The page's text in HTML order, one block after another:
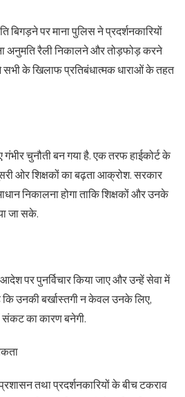
पर माना पुलिस ने प्रदर्शनकारियों
अनुमति रैली निकालने और तोड़फोड़ करने
सभी के खिलाफ प्रतिबंधात्मक धाराओं के तहत
चुनौती बन गया है. एक तरफ हाईकोर्ट के
ओर शिक्षकों का बढ़ता आक्रोश. सरकार
निकालना होगा ताकि शिक्षकों और उनके
जा सके.
पर पुनर्विचार किया जाए और उन्हें सेवा में
कि उनकी बर्खास्तगी न केवल उनके लिए,
संकट का कारण बनेगी.
तथा प्रदर्शनकारियों के बीच टकराव